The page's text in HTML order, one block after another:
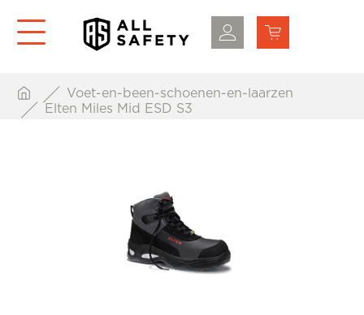
Voet-en-been-schoenen-en-laarzen
Elten Miles Mid ESD S3